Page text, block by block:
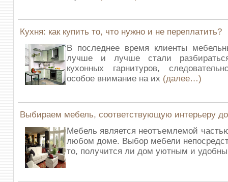
Кухня: как купить то, что нужно и не переплатить?
В последнее время клиенты
лучше и лучше стали
кухонных гарнитуров,
особое внимание на их (далее…)
Выбираем мебель, соответствующую интерьеру
Мебель является неотъемлемой
любом доме. Выбор мебели
то, получится ли дом уютным и